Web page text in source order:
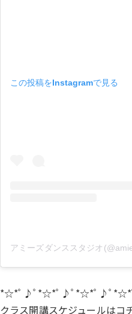
この投稿をInstagramで見る
*☆*ﾟ♪ﾟ*☆*ﾟ♪ﾟ*☆*ﾟ♪ﾟ
クラス開講スケジュールはコ